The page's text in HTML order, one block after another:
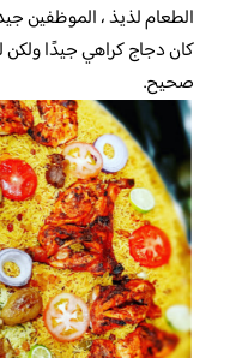
الطعام لذيذ ، الموظفين
كان دجاج كراهي جيدًا
صحيح.